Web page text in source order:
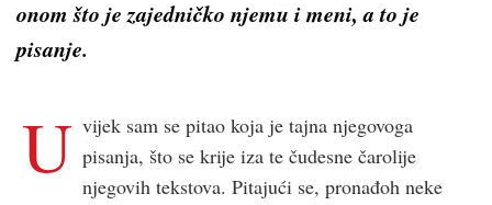
onom što je zajedničko njemu i meni, a to je
pisanje.
U vijek sam se pitao koja je tajna njegovoga
pisanja, što se krije iza te čudesne čarolije
njegovih tekstova. Pitajući se, pronađoh neke